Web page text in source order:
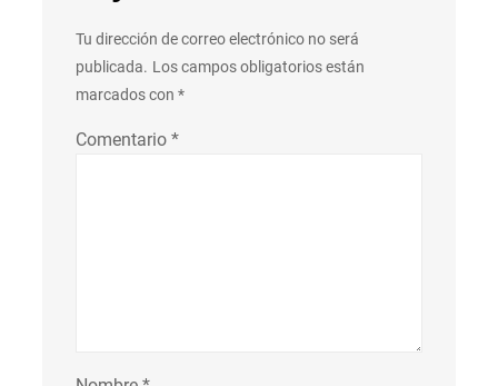
Tu dirección de correo electrónico no será
publicada. Los campos obligatorios están
marcados con *
Comentario *